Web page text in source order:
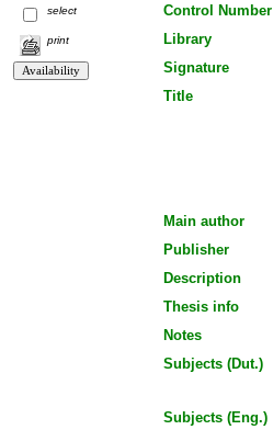
select
print
Control Number
Library
Signature
Title
Main author
Publisher
Description
Thesis info
Notes
Subjects (Dut.)
Subjects (Eng.)